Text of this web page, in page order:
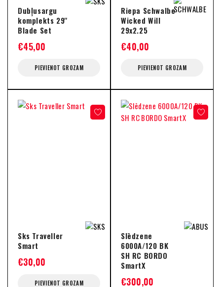
Dubļusargu
komplekts 29''
Blade Set
€45,00
PIEVIENOT GROZAM
Riepa Schwalbe
Wicked Will
29x2.25
€40,00
PIEVIENOT GROZAM
Sks Traveller
Smart
€30,00
PIEVIENOT GROZAM
Slēdzene
6000A/120 BK
SH RC BORDO
SmartX
€300,00